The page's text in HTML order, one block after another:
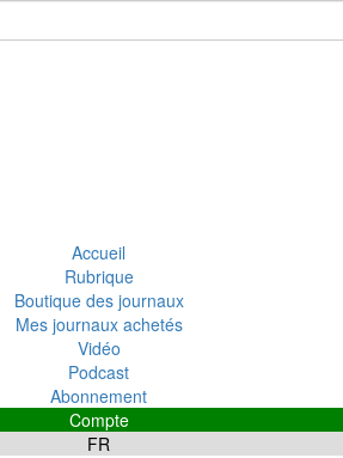
Accueil
Rubrique
Boutique des journaux
Mes journaux achetés
Vidéo
Podcast
Abonnement
Compte
FR